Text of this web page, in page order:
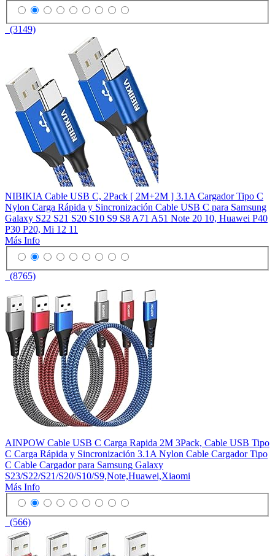
(3149)
NIBIKIA Cable USB C, 2Pack [ 2M+2M ] 3.1A Cargador Tipo C
Nylon Carga Rápida y Sincronización Cable USB C para Samsung
Galaxy S22 S21 S20 S10 S9 S8 A71 A51 Note 20 10, Huawei P40
P30 P20, Mi 12 11
Más Info
(8765)
AINPOW Cable USB C Carga Rapida 2M 3Pack, Cable USB Tipo
C Carga Rápida y Sincronización 3.1A Nylon Cable Cargador Tipo
C Cable Cargador para Samsung Galaxy
S23/S22/S21/S20/S10/S9,Note,Huawei,Xiaomi
Más Info
(566)